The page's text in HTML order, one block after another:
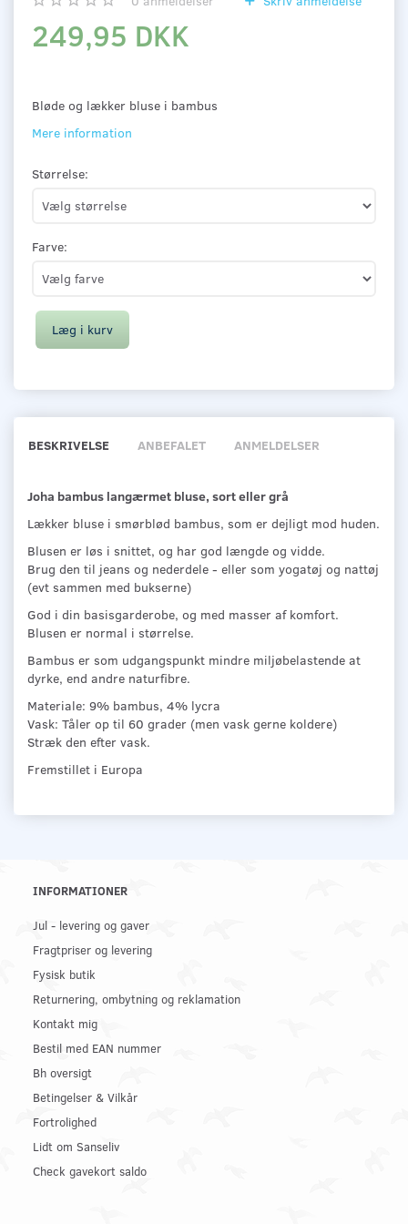
249,95 DKK
Bløde og lækker bluse i bambus
Mere information
Størrelse:
Farve:
Læg i kurv
BESKRIVELSE ANBEFALET ANMELDELSER
Joha bambus langærmet bluse, sort eller grå
Lækker bluse i smørblød bambus, som er dejligt mod huden.
Blusen er løs i snittet, og har god længde og vidde.
Brug den til jeans og nederdele - eller som yogatøj og nattøj
(evt sammen med bukserne)
God i din basisgarderobe, og med masser af komfort.
Blusen er normal i størrelse.
Bambus er som udgangspunkt mindre miljøbelastende at
dyrke, end andre naturfibre.
Materiale: 9% bambus, 4% lycra
Vask: Tåler op til 60 grader (men vask gerne koldere)
Stræk den efter vask.
Fremstillet i Europa
INFORMATIONER
Jul - levering og gaver
Fragtpriser og levering
Fysisk butik
Returnering, ombytning og reklamation
Kontakt mig
Bestil med EAN nummer
Bh oversigt
Betingelser & Vilkår
Fortrolighed
Lidt om Sanseliv
Check gavekort saldo